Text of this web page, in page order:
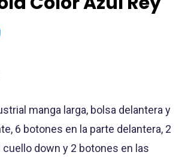
manga larga, bolsa delantera y
6 botones en la parte delantera, 2
cuello down y 2 botones en las